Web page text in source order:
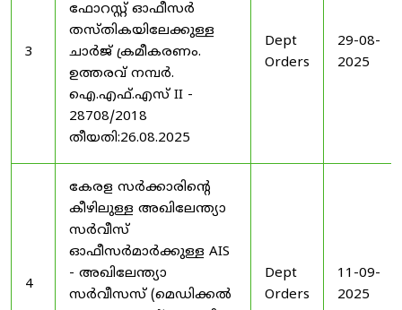
3
ഫോറസ്റ്റ് ഓഫീസർ
തസ്തികയിലേക്കുള്ള
ചാർജ് ക്രമീകരണം.
ഉത്തരവ് നമ്പർ.
ഐ.എഫ്.എസ് II -
28708/2018
തീയതി:26.08.2025
Dept
Orders
29-08-
2025
4
കേരള സർക്കാരിന്റെ
കീഴിലുള്ള അഖിലേന്ത്യാ
സർവീസ്
ഓഫീസർമാർക്കുള്ള AIS
- അഖിലേന്ത്യാ
സർവീസസ് (മെഡിക്കൽ
Dept
Orders
11-09-
2025